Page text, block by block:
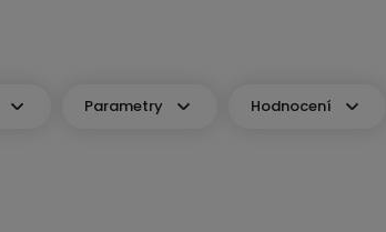
Parametry Hodnocení